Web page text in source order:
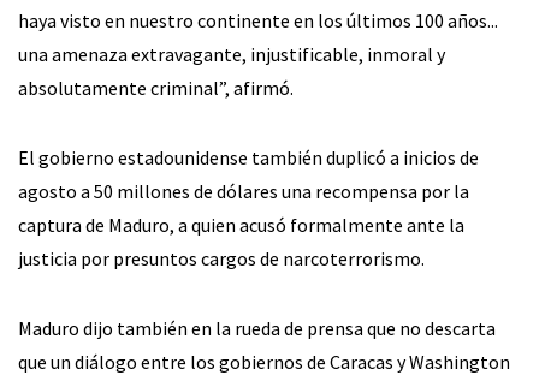
haya visto en nuestro continente en los últimos 100 años...
una amenaza extravagante, injustificable, inmoral y
absolutamente criminal”, afirmó.
El gobierno estadounidense también duplicó a inicios de
agosto a 50 millones de dólares una recompensa por la
captura de Maduro, a quien acusó formalmente ante la
justicia por presuntos cargos de narcoterrorismo.
Maduro dijo también en la rueda de prensa que no descarta
que un diálogo entre los gobiernos de Caracas y Washington